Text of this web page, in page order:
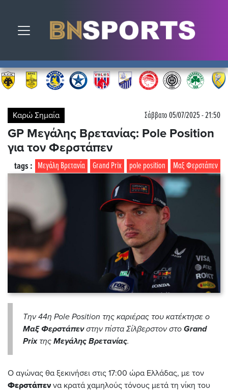
Toggle navigation
Καρώ Σημαία Σάββατο 05/07/2025 - 21:50
GP Μεγάλης Βρετανίας: Pole Position
για τον Φερστάπεν
Μαξ Φερστάπεν
pole position
Grand Prix
Μεγάλη Βρετανία
tags :
Την 44η Pole Position της καριέρας του κατέκτησε ο
Μαξ Φερστάπενστην πίστα Σίλβερστον στο Grand
Prixτης Μεγάλης Βρετανίας.
Ο αγώνας θα ξεκινήσει στις 17:00 ώρα Ελλάδας, με τον
Φερστάπεν να κρατά χαμηλούς τόνους μετά τη νίκη του